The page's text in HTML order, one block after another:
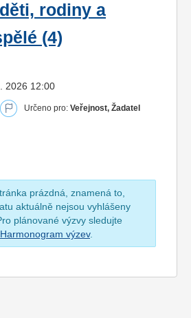
rodiny a
(4)
2026 12:00
Určeno pro: Veřejnost, Žadatel
prázdná, znamená to,
aktuálně nejsou vyhlášeny
plánované výzvy sledujte
Harmonogram výzev.